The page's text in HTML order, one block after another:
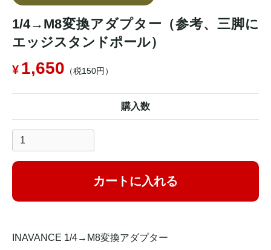
1/4→M8変換アダプター（参考、三脚に
エッジスタンドポール）
1,650 （税150円）
購入数
カートに入れる
INAVANCE 1/4→M8変換アダプター